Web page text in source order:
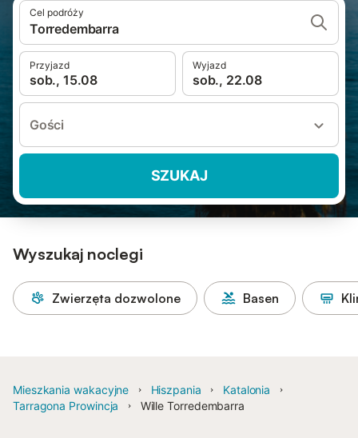
Cel podróży
Torredembarra
Przyjazd
sob., 15.08
Wyjazd
sob., 22.08
Gości
SZUKAJ
Wyszukaj noclegi
Zwierzęta dozwolone Basen
Mieszkania wakacyjne Hiszpania
Katalonia
Tarragona Prowincja
Wille Torredembarra